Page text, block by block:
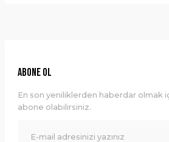
Ürün resmi kalitesiz, bozuk veya
Ürün bilgilerinde hatalar bulunuyor.
Bu ürüne benzer farklı alternatifler
ABONE OL
En son yeniliklerden haberdar olmak
abone olabilirsiniz.